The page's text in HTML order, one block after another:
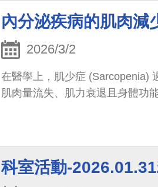
內分泌疾病的肌肉減
2026/3/2
在醫學上，肌少症 (Sarcopenia)
肌肉量流失、肌力衰退且身體功
科室活動-